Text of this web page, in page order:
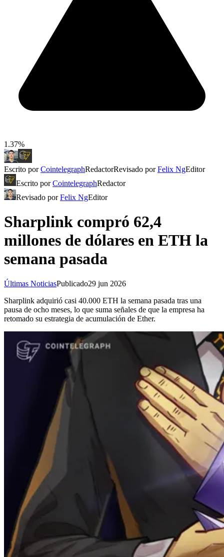
1.37%
Escrito porCointelegraphRedactorRevisado porFelix NgEditor
Escrito porCointelegraphRedactor
Revisado porFelix NgEditor
Sharplink compró 62,4
millones de dólares en ETH la
semana pasada
Últimas NoticiasPublicado29 jun 2026
Sharplink adquirió casi 40.000 ETH la semana pasada tras una
pausa de ocho meses, lo que suma señales de que la empresa ha
retomado su estrategia de acumulación de Ether.